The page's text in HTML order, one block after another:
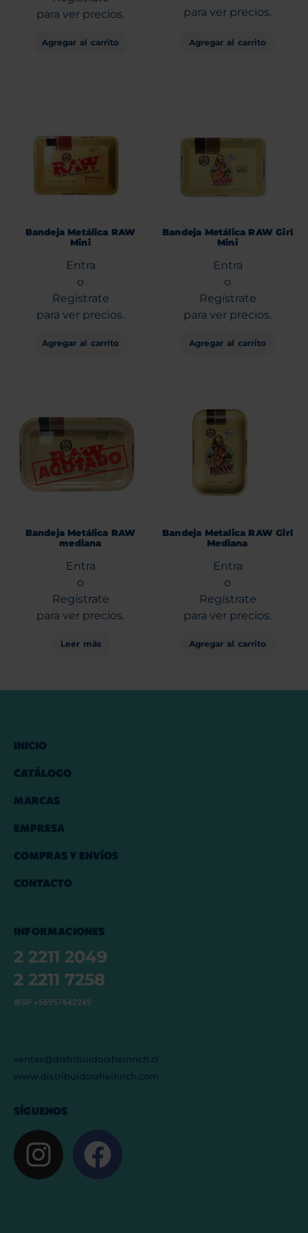
para ver precios.
Agregar al carrito
para ver precios.
Agregar al carrito
Bandeja Metálica RAW
Mini
Entra
o
Regístrate
para ver precios.
Agregar al carrito
Bandeja Metálica RAW Girl
Mini
Entra
o
Regístrate
para ver precios.
Agregar al carrito
Bandeja Metálica RAW
mediana
Entra
o
Regístrate
para ver precios.
Leer más
Bandeja Metalica RAW Girl
Mediana
Entra
o
Regístrate
para ver precios.
Agregar al carrito
INICIO
CATÁLOGO
MARCAS
EMPRESA
COMPRAS Y ENVÍOS
CONTACTO
INFORMACIONES
2 2211 2049
2 2211 7258
WSP +56957642249
ventas@distribuidoraheinrich.cl
www.distribuidoraheinrich.com
SÍGUENOS